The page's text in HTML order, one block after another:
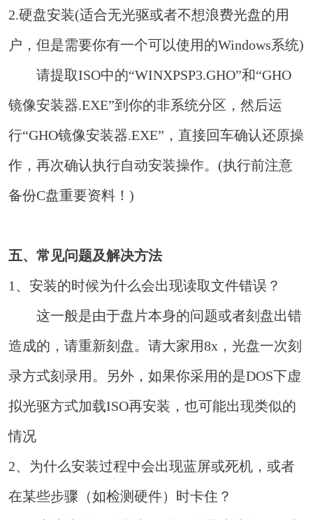
2.硬盘安装(适合无光驱或者不想浪费光盘的用
户，但是需要你有一个可以使用的Windows系统)
请提取ISO中的“WINXPSP3.GHO”和“GHO
镜像安装器.EXE”到你的非系统分区，然后运
行“GHO镜像安装器.EXE”，直接回车确认还原操
作，再次确认执行自动安装操作。(执行前注意
备份C盘重要资料！)
五、常见问题及解决方法
1、安装的时候为什么会出现读取文件错误？
这一般是由于盘片本身的问题或者刻盘出错
造成的，请重新刻盘。请大家用8x，光盘一次刻
录方式刻录用。另外，如果你采用的是DOS下虚
拟光驱方式加载ISO再安装，也可能出现类似的
情况
2、为什么安装过程中会出现蓝屏或死机，或者
在某些步骤（如检测硬件）时卡住？